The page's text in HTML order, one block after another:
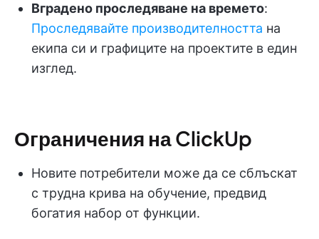
Вградено проследяване на времето:
Проследявайте производителността на
екипа си и графиците на проектите в един
изглед.
Ограничения на ClickUp
Новите потребители може да се сблъскат
с трудна крива на обучение, предвид
богатия набор от функции.